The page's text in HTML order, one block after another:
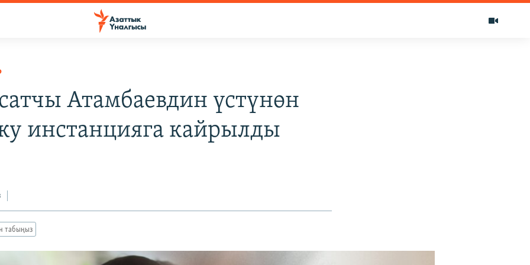
Атамбаевдин үстүнөн
инстанцияга кайрылды
табыңыз